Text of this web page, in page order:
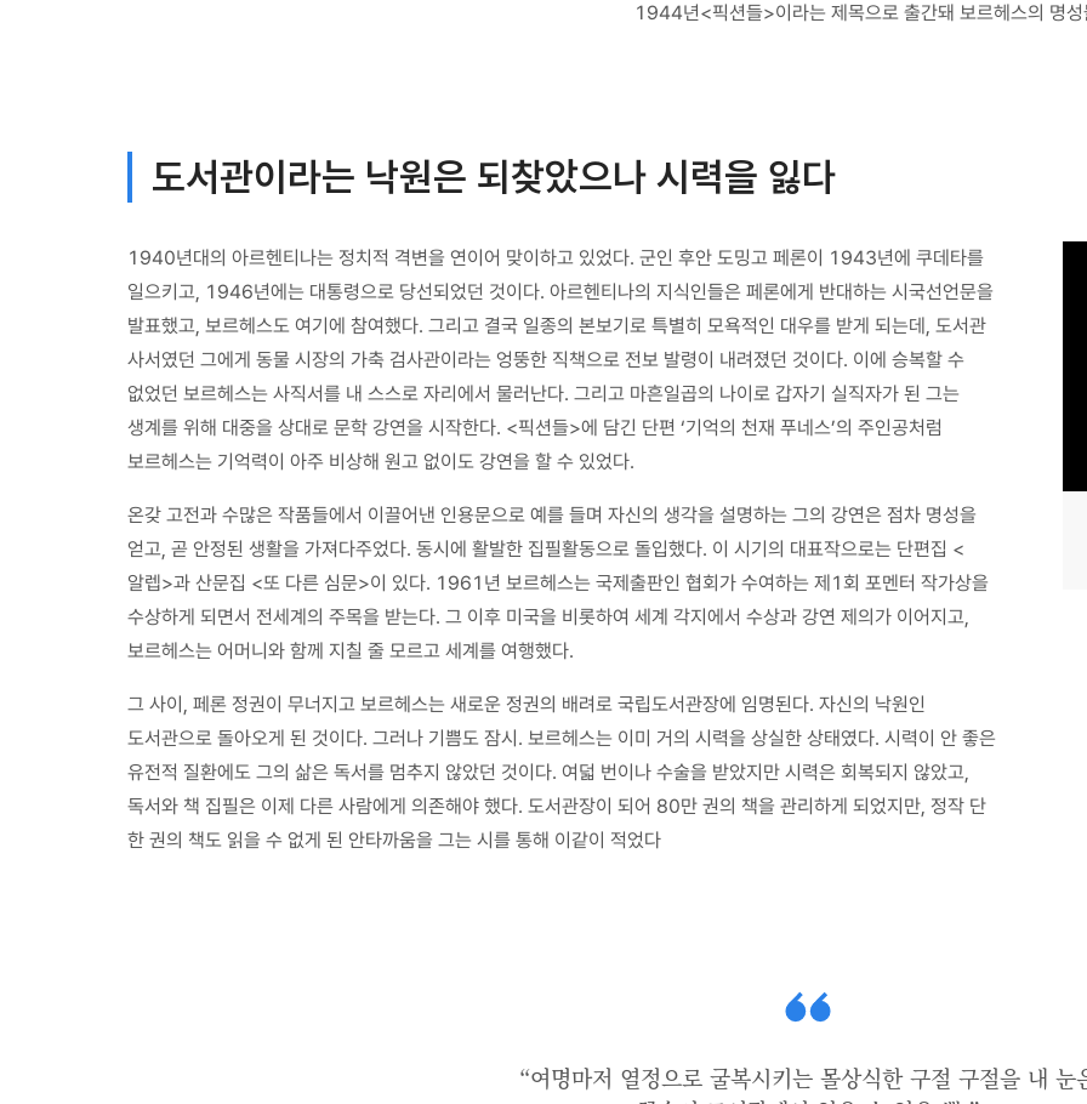
1944년<픽션들>이라는 제목으로 출간돼 보르헤스의 명
도서관이라는 낙원은 되찾았으나 시력을 잃다
1940년대의 아르헨티나는 정치적 격변을 연이어 맞이하고 있었다. 군인 후안 도밍고 페론이 1943년에 쿠데타를
일으키고, 1946년에는 대통령으로 당선되었던 것이다. 아르헨티나의 지식인들은 페론에게 반대하는 시국선언문을
발표했고, 보르헤스도 여기에 참여했다. 그리고 결국 일종의 본보기로 특별히 모욕적인 대우를 받게 되는데, 도서관
사서였던 그에게 동물 시장의 가축 검사관이라는 엉뚱한 직책으로 전보 발령이 내려졌던 것이다. 이에 승복할 수
없었던 보르헤스는 사직서를 내 스스로 자리에서 물러난다. 그리고 마흔일곱의 나이로 갑자기 실직자가 된 그는
생계를 위해 대중을 상대로 문학 강연을 시작한다. <픽션들>에 담긴 단편 ‘기억의 천재 푸네스’의 주인공처럼
보르헤스는 기억력이 아주 비상해 원고 없이도 강연을 할 수 있었다.
온갖 고전과 수많은 작품들에서 이끌어낸 인용문으로 예를 들며 자신의 생각을 설명하는 그의 강연은 점차 명성을
얻고, 곧 안정된 생활을 가져다주었다. 동시에 활발한 집필활동으로 돌입했다. 이 시기의 대표작으로는 단편집 <
알렙>과 산문집 <또 다른 심문>이 있다. 1961년 보르헤스는 국제출판인 협회가 수여하는 제1회 포멘터 작가상을
수상하게 되면서 전세계의 주목을 받는다. 그 이후 미국을 비롯하여 세계 각지에서 수상과 강연 제의가 이어지고,
보르헤스는 어머니와 함께 지칠 줄 모르고 세계를 여행했다.
그 사이, 페론 정권이 무너지고 보르헤스는 새로운 정권의 배려로 국립도서관장에 임명된다. 자신의 낙원인
도서관으로 돌아오게 된 것이다. 그러나 기쁨도 잠시. 보르헤스는 이미 거의 시력을 상실한 상태였다. 시력이 안 좋은
유전적 질환에도 그의 삶은 독서를 멈추지 않았던 것이다. 여덟 번이나 수술을 받았지만 시력은 회복되지 않았고,
독서와 책 집필은 이제 다른 사람에게 의존해야 했다. 도서관장이 되어 80만 권의 책을 관리하게 되었지만, 정작 단
한 권의 책도 읽을 수 없게 된 안타까움을 그는 시를 통해 이같이 적었다
“여명마저 열정으로 굴복시키는 몰상식한 구절 구절을 내 눈